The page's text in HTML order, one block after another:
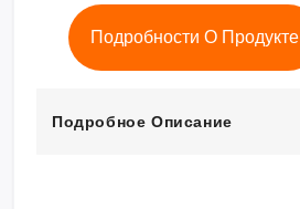
Подробности О Продукте
Подробное Описание